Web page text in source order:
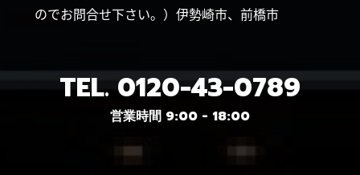
のでお問合せ下さい。）伊勢崎市、前橋市
TEL. 0120-43-0789
営業時間 9:00 - 18:00